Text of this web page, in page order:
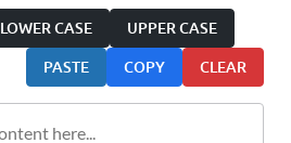
LOWER CASE UPPER CASE
PASTE COPY CLEAR